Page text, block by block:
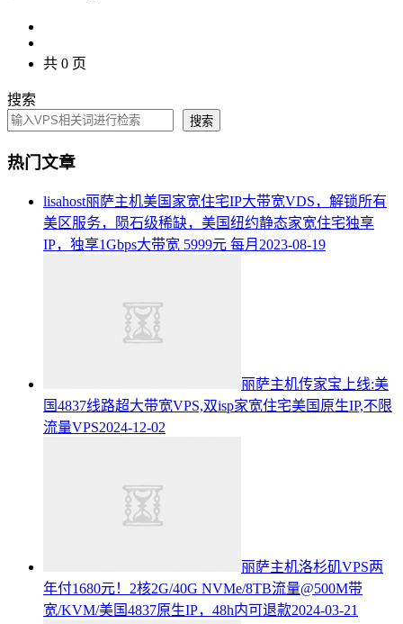
共 0 页
搜索
搜索
热门文章
lisahost丽萨主机美国家宽住宅IP大带宽VDS，解锁所有
美区服务，陨石级稀缺，美国纽约静态家宽住宅独享
IP，独享1Gbps大带宽 5999元 每月 2023-08-19
丽萨主机传家宝上线:美
国4837线路超大带宽VPS,双isp家宽住宅美国原生IP,不限
流量VPS2024-12-02
丽萨主机洛杉矶VPS两
年付1680元！2核2G/40G NVMe/8TB流量@500M带
宽/KVM/美国4837原生IP，48h内可退款2024-03-21